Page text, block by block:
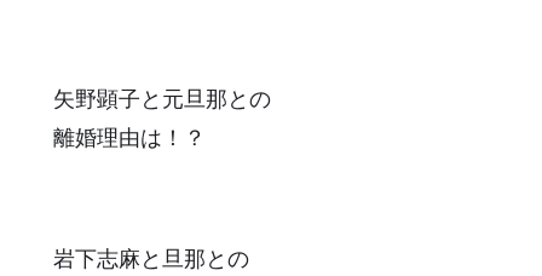
矢野顕子と元旦那との
離婚理由は！？
岩下志麻と旦那との